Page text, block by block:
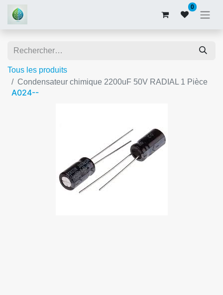
0
Tous les produits
Condensateur chimique 2200uF 50V RADIAL 1 Pièce
A024--